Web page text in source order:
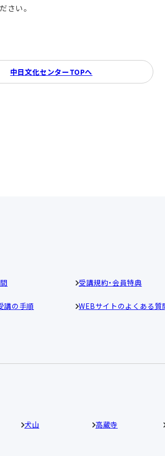
さい。
中日文化センターTOPへ
受講規約・会員特典
講の手順 WEBサイトのよくある質
犬山 高蔵寺